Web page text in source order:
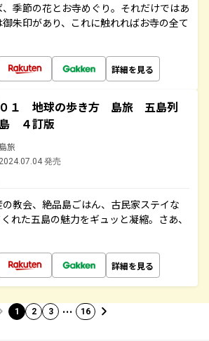
季節の花とお寺めぐり。それだけではあ
朱印があり、これに触れればお寺の全て
詳細を見る
０１ 地球の歩き方 島旅 五島列
島 ４訂版
島旅
2024.07.04 発売
教会、絶品島ごはん、古民家ステイな
れた五島の魅力をギュッと凝縮。さあ、
詳細を見る
1 2 3 … 16